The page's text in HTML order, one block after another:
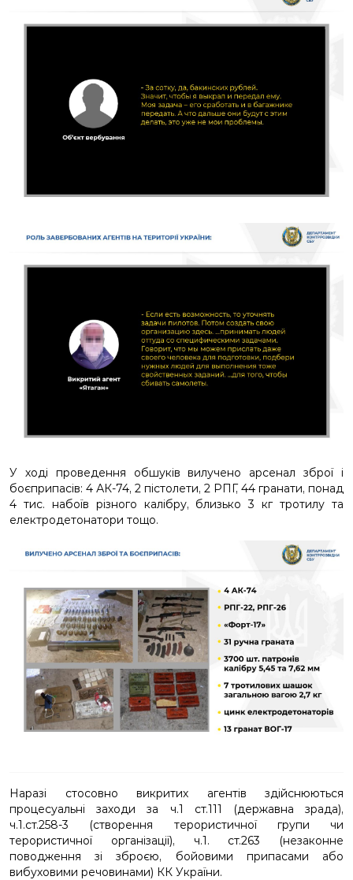
У ході проведення обшуків вилучено арсенал зброї і
боєприпасів: 4 АК-74, 2 пістолети, 2 РПГ, 44 гранати, понад
4 тис. набоїв різного калібру, близько 3 кг тротилу та
електродетонатори тощо.
Наразі стосовно викритих агентів здійснюються
процесуальні заходи за ч.1 ст.111 (державна зрада),
ч.1.ст.258-3 (створення терористичної групи чи
терористичної організації), ч.1. ст.263 (незаконне
поводження зі зброєю, бойовими припасами або
вибуховими речовинами) КК України.